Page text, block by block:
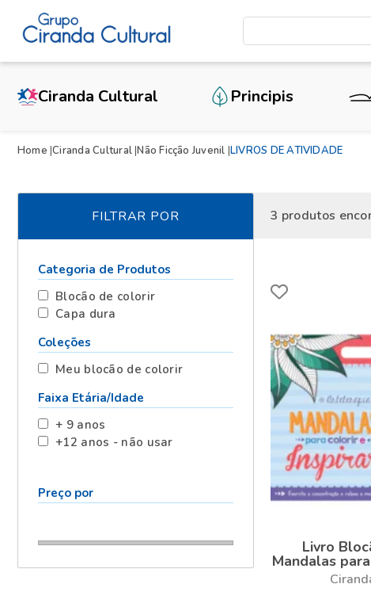
Ciranda Cultural Principis
Home Ciranda Cultural Não Ficção Juvenil LIVROS DE ATIVIDADE
FILTRAR POR
Categoria de Produtos
Blocão de colorir
Capa dura
Coleções
Meu blocão de colorir
Faixa Etária/Idade
+ 9 anos
+12 anos - não usar
Preço por
3 produtos
Livro
Mandalas